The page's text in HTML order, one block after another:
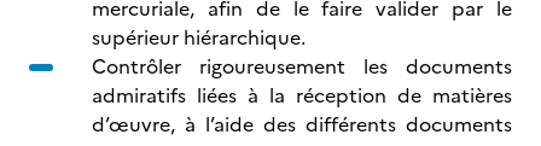
mercuriale, afin de le faire valider par le
supérieur hiérarchique.
Contrôler rigoureusement les documents
admiratifs liées à la réception de matières
d’œuvre, à l’aide des différents documents